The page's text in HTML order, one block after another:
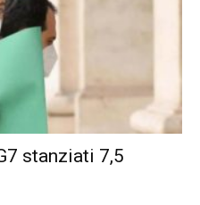
stanziati 7,5